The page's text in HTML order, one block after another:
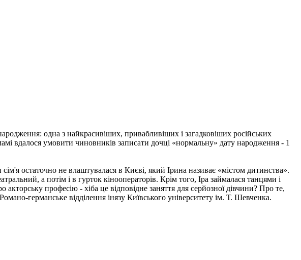
одна з найкрасивіших, привабливіших і загадковіших російських
вдалося умовити чиновників записати дочці «нормальну» дату народження - 1
остаточно не влаштувалася в Києві, який Ірина називає «містом дитинства».
а потім і в гурток кінооператорів. Крім того, Іра займалася танцями і
професію - хіба це відповідне заняття для серйозної дівчини? Про те,
германське відділення інязу Київського університету ім. Т. Шевченка.